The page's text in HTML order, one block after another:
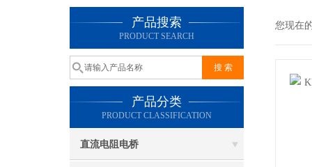
产品搜索
PRODUCT SEARCH
产品分类
PRODUCT CLASSIFICATION
直流电阻电桥
您现在